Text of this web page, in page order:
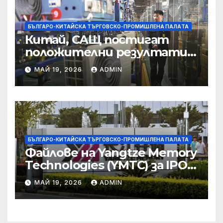
БЪЛГАРО-КИТАЙСКА ТЪРГОВСКО-ПРОМИШЛЕНА ПАЛAТА
Китай, САЩ постигат
положителни резултати в
икономическите и
търговски консултации:
министерство
МАЙ 19, 2026 ADMIN
БЪЛГАРО-КИТАЙСКА ТЪРГОВСКО-ПРОМИШЛЕНА ПАЛAТА
Файлове на Yangtze Memory
Technologies (YMTC) за IPO
на STAR Market
МАЙ 19, 2026 ADMIN